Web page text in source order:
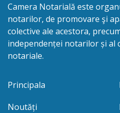
Camera Notarială este
notarilor, de promovare şi
colective ale acestora,
independenței notarilor și al
notariale.
Principala
Noutăți